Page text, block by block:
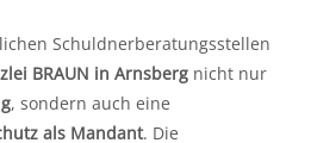
Schuldnerberatungsstellen
BRAUN in Arnsberg nicht nur
, sondern auch eine
als Mandant. Die